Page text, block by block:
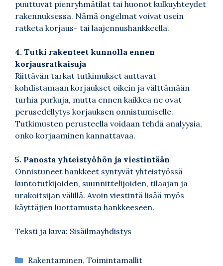
puuttuvat pienryhmätilat tai huonot kulkuyhteydet
rakennuksessa. Nämä ongelmat voivat usein
ratketa korjaus- tai laajennushankkeella.
4. Tutki rakenteet kunnolla ennen
korjausratkaisuja
Riittävän tarkat tutkimukset auttavat
kohdistamaan korjaukset oikein ja välttämään
turhia purkuja, mutta ennen kaikkea ne ovat
perusedellytys korjauksen onnistumiselle.
Tutkimusten perusteella voidaan tehdä analyysia,
onko korjaaminen kannattavaa.
5. Panosta yhteistyöhön ja viestintään
Onnistuneet hankkeet syntyvät yhteistyössä
kuntotutkijoiden, suunnittelijoiden, tilaajan ja
urakoitsijan välillä. Avoin viestintä lisää myös
käyttäjien luottamusta hankkeeseen.
Teksti ja kuva: Sisäilmayhdistys
Kategoriat
Rakentaminen, Toimintamallit